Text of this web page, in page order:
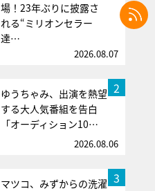
場！23年ぶりに披露さ
れる“ミリオンセラー
達…
2026.08.07
2
ゆうちゃみ、出演を熱望
する大人気番組を告白
「オーディション10…
2026.08.06
3
マツコ、みずからの洗濯